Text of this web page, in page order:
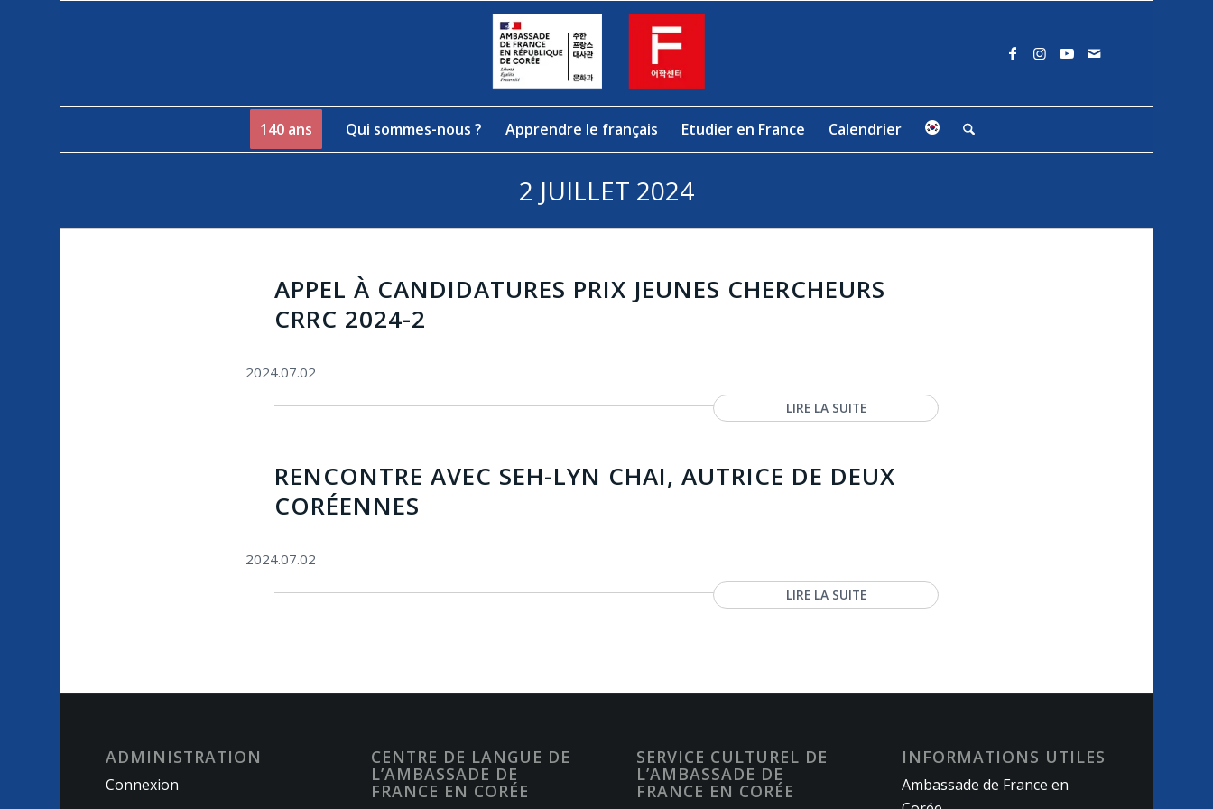
140 ans Qui sommes-nous ? Apprendre le français Etudier en France Calendrier
2 JUILLET 2024
APPEL À CANDIDATURES PRIX JEUNES CHERCHEURS
CRRC 2024-2
2024.07.02
LIRE LA SUITE
RENCONTRE AVEC SEH-LYN CHAI, AUTRICE DE DEUX
CORÉENNES
2024.07.02
LIRE LA SUITE
ADMINISTRATION
Connexion
CENTRE DE LANGUE DE
L’AMBASSADE DE
FRANCE EN CORÉE
SERVICE CULTUREL DE
L’AMBASSADE DE
FRANCE EN CORÉE
INFORMATIONS UTILES
Ambassade de France en